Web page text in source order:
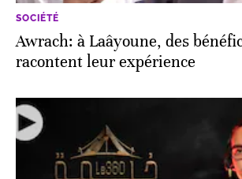
SOCIÉTÉ
Awrach: à Laâyoune, des
racontent leur expérience